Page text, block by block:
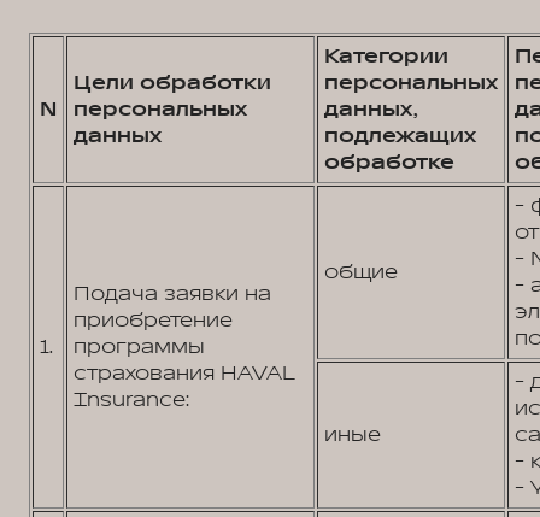
N
Цели обработки
персональных
данных
Категории
персональных
данных,
подлежащих
обработке
1.
Подача заявки на
приобретение
программы
страхования HAVAL
Insurance:
общие
-
-
-
иные
-
-
-